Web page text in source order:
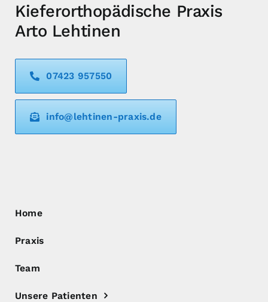
Kieferorthopädische Praxis
Arto Lehtinen
07423 957550
info@lehtinen-praxis.de
Home
Praxis
Team
Unsere Patienten